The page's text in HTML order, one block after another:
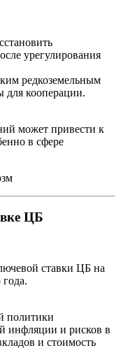
урегулирования
редкоземельным
для кооперации.
может привести к
в сфере
ЦБ
ставки ЦБ на
политики
инфляции и рисков в
и стоимость